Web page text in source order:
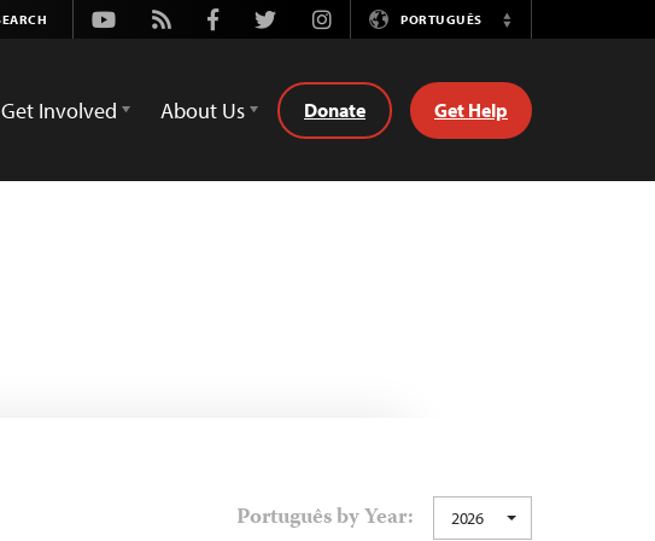
Youtube
Rss FacebookTwitterInstagramPORTUGUÊS
Switch
Get Involved About Us Donate Get Help
Português by Year: 2026